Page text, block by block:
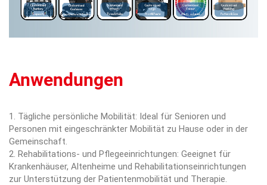
Anwendungen
1. Tägliche persönliche Mobilität: Ideal für Senioren und
Personen mit eingeschränkter Mobilität zu Hause oder in der
Gemeinschaft.
2. Rehabilitations- und Pflegeeinrichtungen: Geeignet für
Krankenhäuser, Altenheime und Rehabilitationseinrichtungen
zur Unterstützung der Patientenmobilität und Therapie.